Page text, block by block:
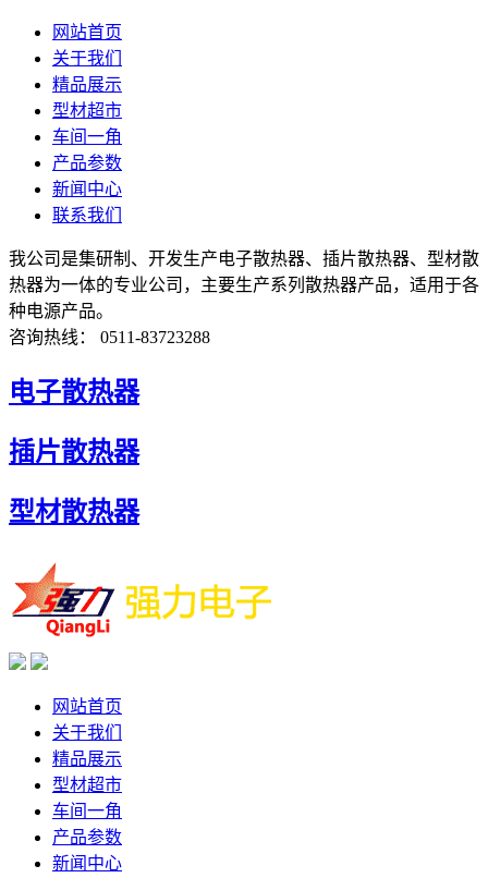
网站首页
关于我们
精品展示
型材超市
车间一角
产品参数
新闻中心
联系我们
我公司是集研制、开发生产电子散热器、插片散热器、型材散
热器为一体的专业公司，主要生产系列散热器产品，适用于各
种电源产品。
咨询热线： 0511-83723288
电子散热器
插片散热器
型材散热器
网站首页
关于我们
精品展示
型材超市
车间一角
产品参数
新闻中心